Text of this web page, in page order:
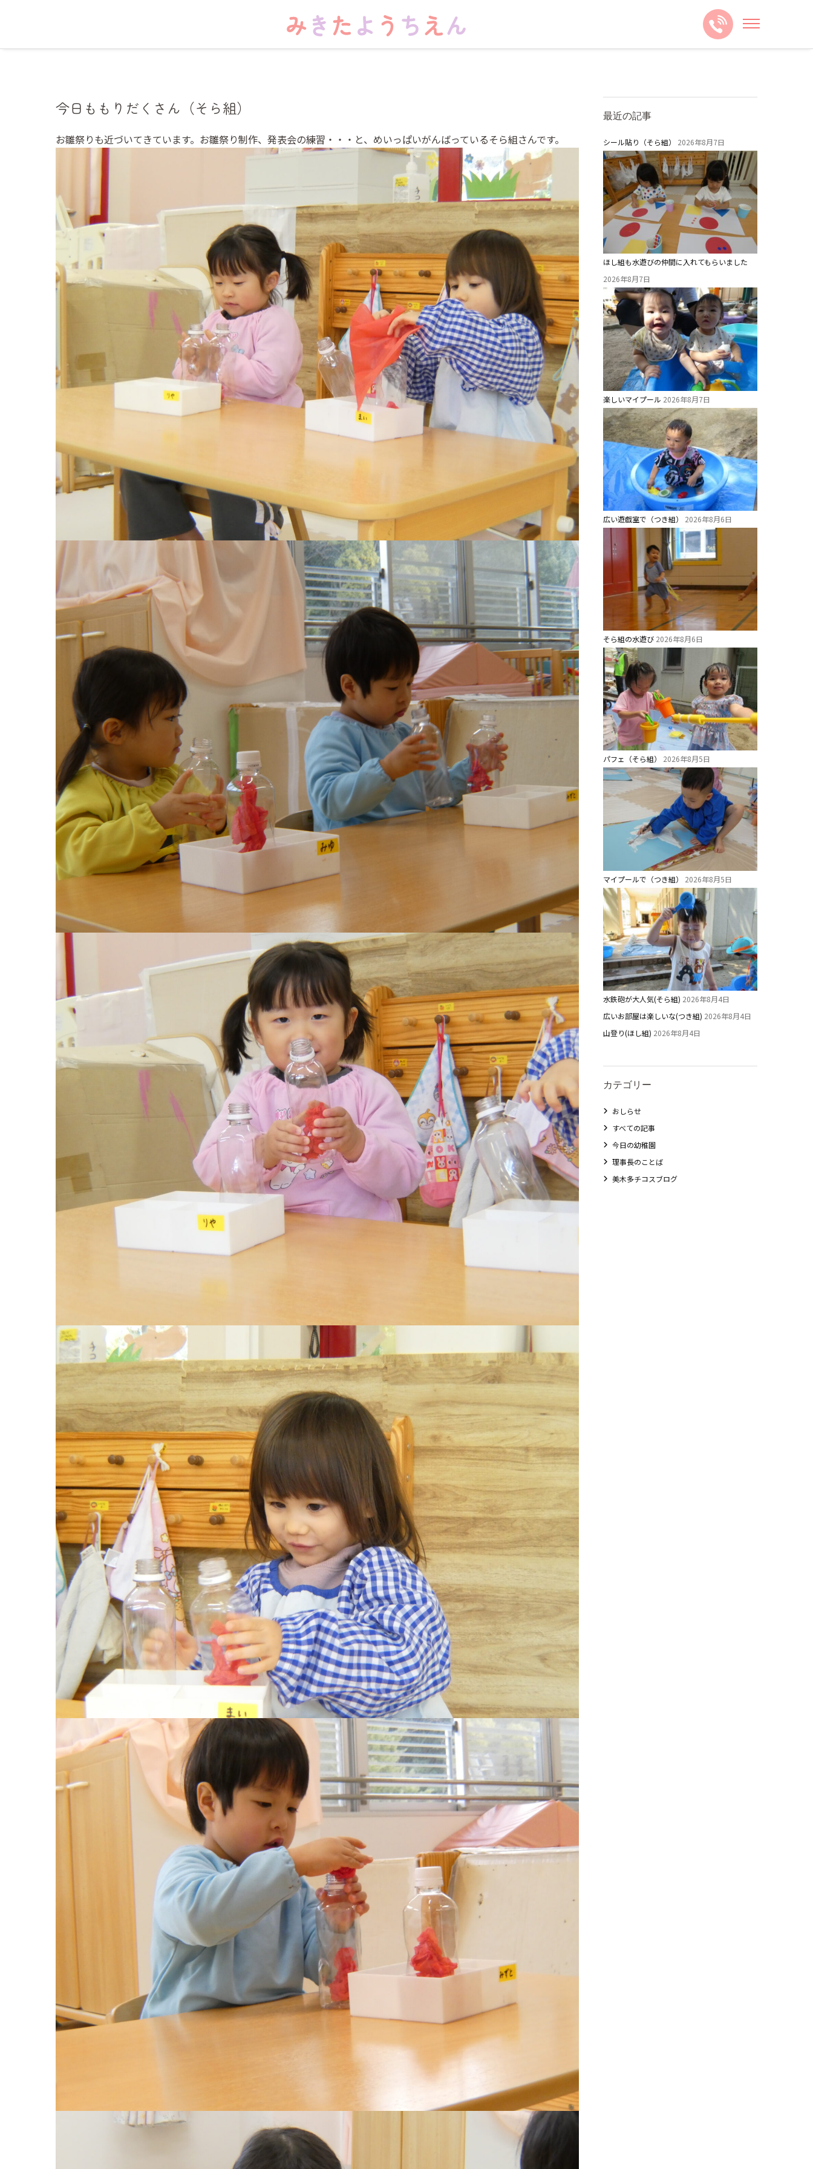
今日ももりだくさん（そら組）
お雛祭りも近づいてきています。お雛祭り制作、発表会の練習・・・と、めいっぱいがんばっているそら組さんです。
最近の記事
シール貼り（そら組） 2026年8月7日
ほし組も水遊びの仲間に入れてもらいました
2026年8月7日
楽しいマイプール 2026年8月7日
広い遊戯室で（つき組） 2026年8月6日
そら組の水遊び 2026年8月6日
パフェ（そら組） 2026年8月5日
マイプールで（つき組） 2026年8月5日
水鉄砲が大人気(そら組) 2026年8月4日
広いお部屋は楽しいな(つき組) 2026年8月4日
山登り(ほし組) 2026年8月4日
カテゴリー
おしらせ
すべての記事
今日の幼稚園
理事長のことば
美木多チコスブログ
お知らせ 今日の幼稚園 園児募集要項
課外教室
理事長のことば
教育と保育
預かり保育［ヒラソル ]
美⽊多チコス
美⽊多チコスについて
未就園児クラス
0歳親子登園［マカロンクラス ]
グループ施設・
関係先リンク
学校法⼈鴨⾕学園 鳳幼稚園
学校法⼈諏訪森学園 諏訪森幼稚園
⼤阪府私⽴幼稚園連盟
社会福祉法人野田福祉会